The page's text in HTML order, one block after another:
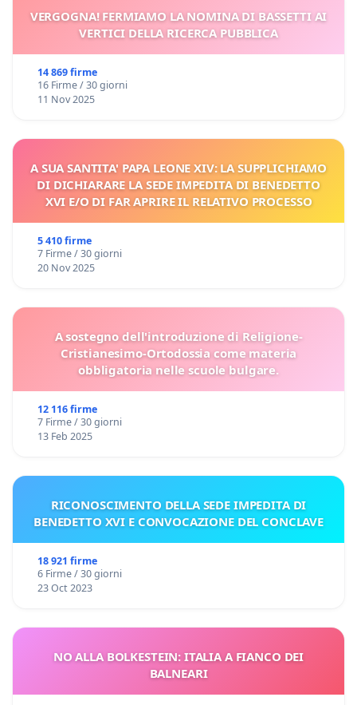
VERGOGNA! FERMIAMO LA NOMINA DI BASSETTI AI
VERTICI DELLA RICERCA PUBBLICA
14 869 firme
16 Firme / 30 giorni
11 Nov 2025
A SUA SANTITA' PAPA LEONE XIV: LA SUPPLICHIAMO
DI DICHIARARE LA SEDE IMPEDITA DI BENEDETTO
XVI E/O DI FAR APRIRE IL RELATIVO PROCESSO
5 410 firme
7 Firme / 30 giorni
20 Nov 2025
A sostegno dell'introduzione di Religione-
Cristianesimo-Ortodossia come materia
obbligatoria nelle scuole bulgare.
12 116 firme
7 Firme / 30 giorni
13 Feb 2025
RICONOSCIMENTO DELLA SEDE IMPEDITA DI
BENEDETTO XVI E CONVOCAZIONE DEL CONCLAVE
18 921 firme
6 Firme / 30 giorni
23 Oct 2023
NO ALLA BOLKESTEIN: ITALIA A FIANCO DEI
BALNEARI